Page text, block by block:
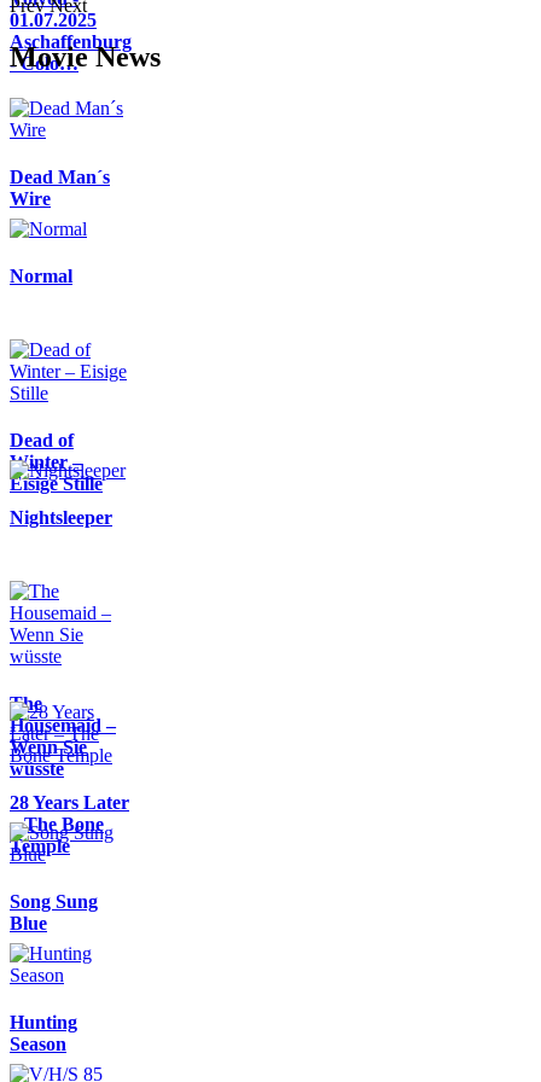
01.07.2025
Aschaffenburg
- Colo…
Prev Next
Movie News
Dead Man´s
Wire
Normal
Dead of
Winter –
Eisige Stille
Nightsleeper
The
Housemaid –
Wenn Sie
wüsste
28 Years Later
– The Bone
Temple
Song Sung
Blue
Hunting
Season